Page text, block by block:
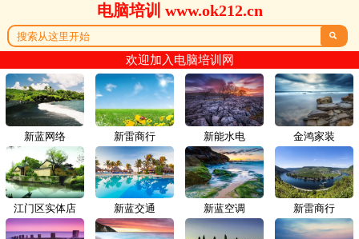
电脑培训 www.ok212.cn

欢迎加入电脑培训网
新蓝网络 新雷商行
江门区实体店 新蓝交通
新能水电 金鸿家装
新蓝空调 新雷商行